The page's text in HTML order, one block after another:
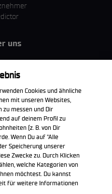
uns
Group
& ESG
App herunterladen
Cookies und ähnliche
mit unseren Websites,
zu messen und Dir
auf deinem Profil zu
(z. B. von Dir
Wenn Du auf "Alle
Speicherung unserer
Zwecke zu. Durch Klicken
welche Kategorien von
möchtest. Du kannst
für weitere Informationen